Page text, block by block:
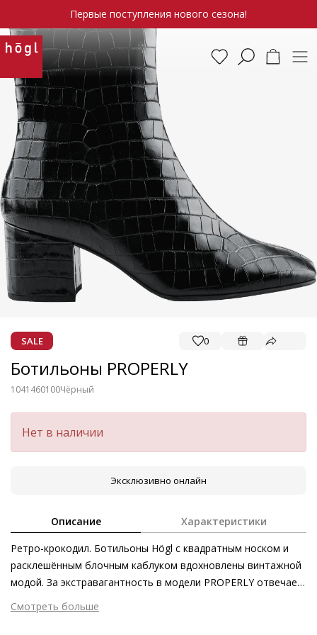
Первые поступления нового сезона!
SALE 0
Ботильоны PROPERLY
1041460100Чёрный
Нет в наличии
Эксклюзивно онлайн
Описание Характеристики
Ретро-крокодил. Ботильоны Högl с квадратным носком и
расклешённым блочным каблуком вдохновлены винтажной
модой. За экстравагантность в модели PROPERLY отвечает
тиснёная под крокодила кожа. Такая пара станет удачным
дополнением как к образам в стиле 70-х с кожаными
Смотреть больше